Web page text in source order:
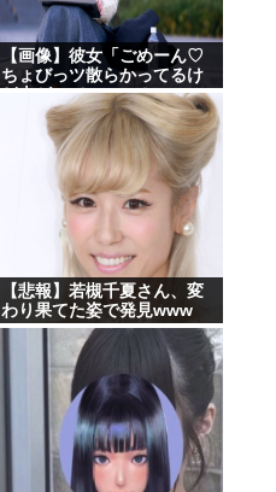
【画像】彼女「ごめーん♡
ちょびっツ散らかってるけ
ど上がって～～～！」
⇒！！
【悲報】若槻千夏さん、変
わり果てた姿で発見www